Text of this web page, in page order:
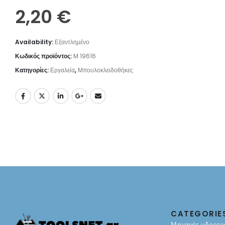
2,20 €
Availability: Εξαντλημένο
Κωδικός προϊόντος: M 19616
Κατηγορίες: Εργαλεία, Μπουλοκλειδοθήκες